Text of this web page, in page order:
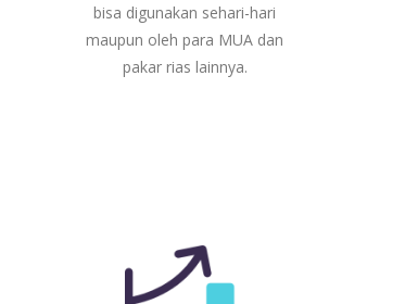
bisa digunakan sehari-hari
maupun oleh para MUA dan
pakar rias lainnya.